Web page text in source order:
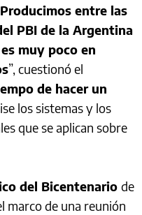
Producimos entre las
PBI de la Argentina
muy poco en
”, cuestionó el
de hacer un
los sistemas y los
que se aplican sobre
del Bicentenario de
marco de una reunión